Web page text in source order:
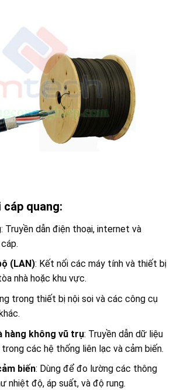
cáp quang:
: Truyền dẫn điện thoại, internet và
(LAN): Kết nối các máy tính và thiết bị
nhà hoặc khu vực.
trong thiết bị nội soi và các công cụ
hàng không vũ trụ: Truyền dẫn dữ liệu
các hệ thống liên lạc và cảm biến.
biến: Dùng để đo lường các thông
nhiệt độ, áp suất, và độ rung.